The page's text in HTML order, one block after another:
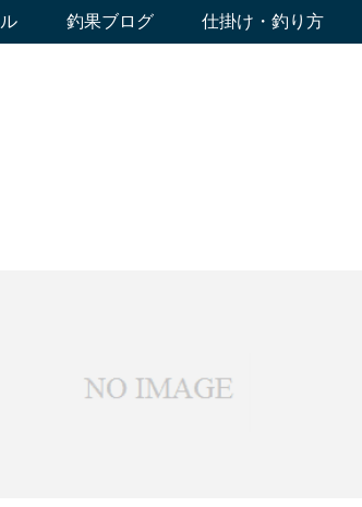
釣果ブログ 仕掛け・釣り方